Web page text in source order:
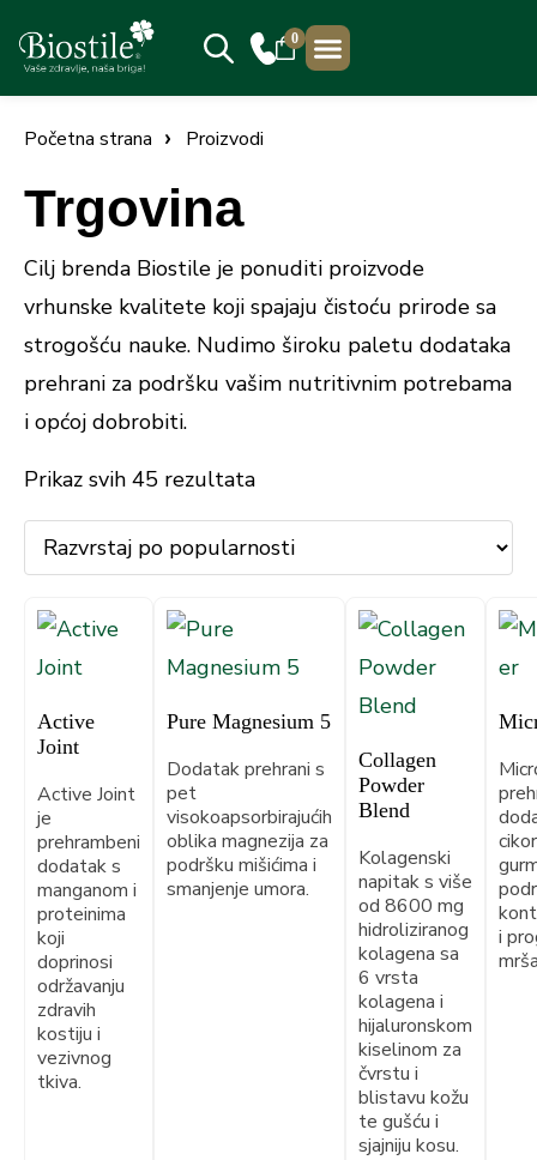
0
Početna strana Proizvodi
Trgovina
Cilj brenda Biostile je ponuditi proizvode
vrhunske kvalitete koji spajaju čistoću prirode sa
strogošću nauke. Nudimo široku paletu dodataka
prehrani za podršku vašim nutritivnim potrebama
i općoj dobrobiti.
Prikaz svih 45 rezultata
Active
Joint
Active Joint
je
prehrambeni
dodatak s
manganom i
proteinima
koji
doprinosi
održavanju
zdravih
kostiju i
vezivnog
tkiva.
Pure Magnesium 5
Dodatak prehrani s
pet
visokoapsorbirajućih
oblika magnezija za
podršku mišićima i
smanjenje umora.
Collagen
Powder
Blend
Kolagenski
napitak s više
od 8600 mg
hidroliziranog
kolagena sa
6 vrsta
kolagena i
hijaluronskom
kiselinom za
čvrstu i
blistavu kožu
te gušću i
sjajniju kosu.
i